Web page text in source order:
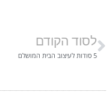
לסוד הקודם
5 סודות לעיצוב הבית המושלם